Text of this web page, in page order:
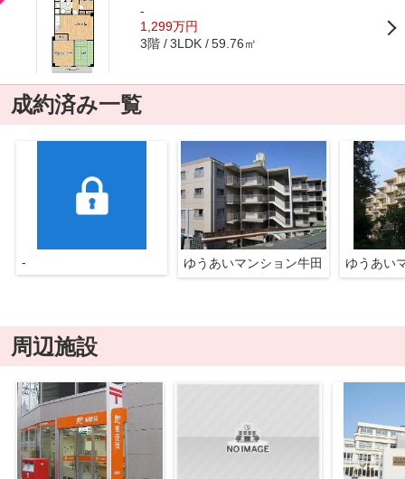
-
1,299万円
3階 3LDK 59.76㎡
成約済み一覧
- ゆうあいマンション牛田 ゆうあい
周辺施設